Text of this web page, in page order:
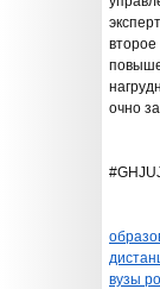
второе
очно
вузы